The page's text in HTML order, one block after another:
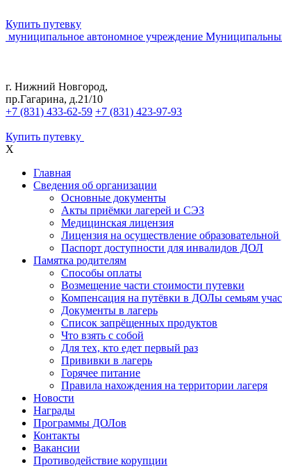
Купить путевку
муниципальное автономное учреждение
г. Нижний Новгород,
пр.Гагарина, д.21/10
+7 (831) 433-62-59 +7 (831) 423-97-93
Купить путевку
X
Главная
Сведения об организации
Основные документы
Акты приёмки лагерей и СЭЗ
Медицинская лицензия
Лицензия на осуществление образовательной
Паспорт доступности для инвалидов ДОЛ
Памятка родителям
Способы оплаты
Возмещение части стоимости путевки
Компенсация на путёвки в ДОЛы семьям
Документы в лагерь
Список запрёщенных продуктов
Что взять с собой
Для тех, кто едет первый раз
Прививки в лагерь
Горячее питание
Правила нахождения на территории лагеря
Новости
Награды
Программы ДОЛов
Контакты
Вакансии
Противодействие корупции